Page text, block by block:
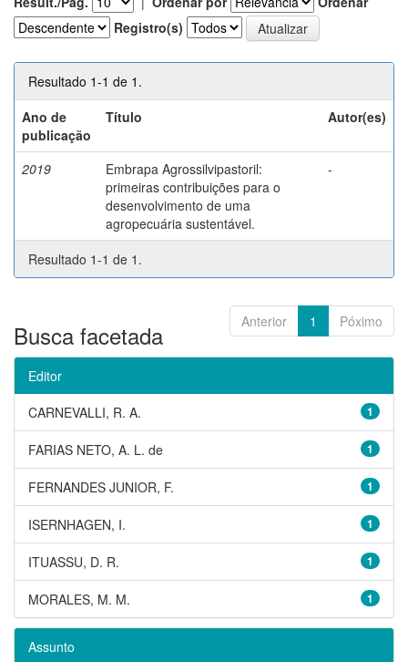
Registro(s)
Resultado 1-1 de 1.
Ano de
publicação
Título Autor(es)
2019
Embrapa Agrossilvipastoril:
primeiras contribuições para o
desenvolvimento de uma
agropecuária sustentável.
-
Resultado 1-1 de 1.
Anterior 1 Póximo
Busca facetada
Editor
1
CARNEVALLI, R. A.
1
FARIAS NETO, A. L. de
1
FERNANDES JUNIOR, F.
1
ISERNHAGEN, I.
1
ITUASSU, D. R.
1
MORALES, M. M.
Assunto